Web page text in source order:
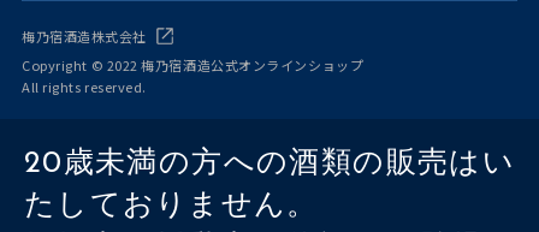
梅乃宿酒造株式会社
Copyright © 2022 梅乃宿酒造公式オンラインショップ
All rights reserved.
20歳未満の方への酒類の販売はい
たしておりません。